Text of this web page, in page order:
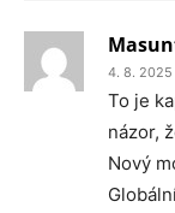
4. 8. 2025
To je
názor,
Nový